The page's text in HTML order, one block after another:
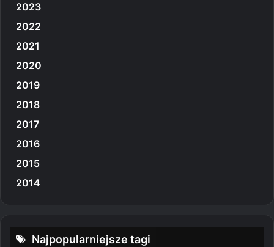
2023
2022
2021
2020
2019
2018
2017
2016
2015
2014
Najpopularniejsze tagi